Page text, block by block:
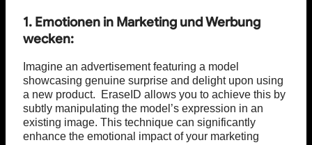
1. Emotionen in Marketing und Werbung
wecken:
Imagine an advertisement featuring a model
showcasing genuine surprise and delight upon using
a new product. EraseID allows you to achieve this by
subtly manipulating the model’s expression in an
existing image. This technique can significantly
enhance the emotional impact of your marketing